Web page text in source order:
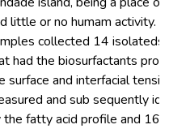
little or no humam activity.
collected 14 isolateds
had the biosurfactants
surface and interfacial
and sub sequently
the fatty acid profile and